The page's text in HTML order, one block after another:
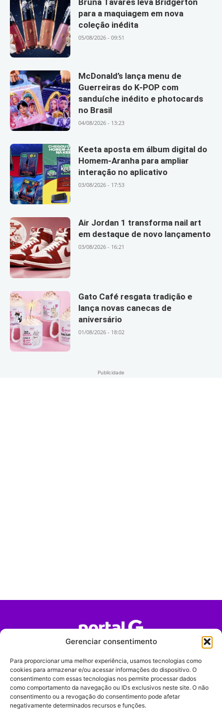
Gerenciar consentimento
Para proporcionar uma melhor experiência, usamos tecnologias como
cookies para armazenar e/ou acessar informações do dispositivo. O
consentimento com essas tecnologias nos permite processar dados
como comportamento da navegação ou IDs exclusivos neste site. O não
consentimento ou a revogação do consentimento pode afetar
negativamente determinados recursos e funções.
Bruna Tavares leva Bridgerton
para a maquiagem em nova
coleção inédita
05/08/2026 - 09:51
McDonald’s lança menu de
Guerreiras do K-POP com
sanduíche inédito e photocards
no Brasil
04/08/2026 - 13:23
Keeta aposta em álbum digital do
Homem-Aranha para ampliar
interação no aplicativo
03/08/2026 - 17:53
Air Jordan 1 transforma nail art
em destaque de novo lançamento
03/08/2026 - 16:21
Gato Café resgata tradição e
lança novas canecas de
aniversário
01/08/2026 - 18:02
Publicidade
Portal G é um portal de notícias e tendências focado em
entretenimento, cultura pop, comportamento digital,
streaming, games e iniciativas de marca que impactam a
forma como o público vive e consome internet no Brasil.
contato@portalg.com.br